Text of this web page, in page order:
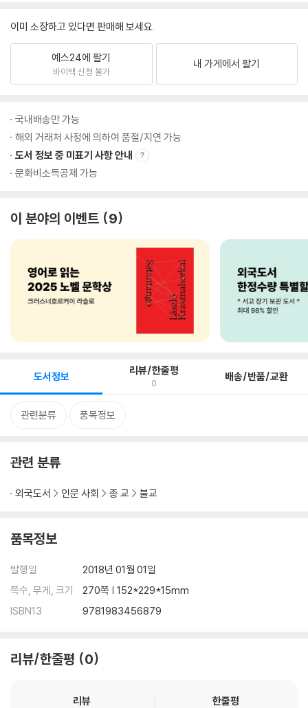
이미 소장하고 있다면 판매해 보세요.
예스24에 팔기
바이백 신청 불가
내 가게에서 팔기
국내배송만 가능
해외 거래처 사정에 의하여 품절/지연 가능
도서 정보 중 미표기 사항 안내
문화비소득공제 가능
이 분야의 이벤트 9
도서정보 리뷰/한줄평
0 배송/반품/교환
관련분류 품목정보
관련 분류
외국도서 인문 사회 종 교 불교
품목정보
발행일
2018년 01월 01일
쪽수, 무게, 크기
270쪽 | 152*229*15mm
ISBN13
9781983456879
리뷰/한줄평 0
리뷰
한줄평